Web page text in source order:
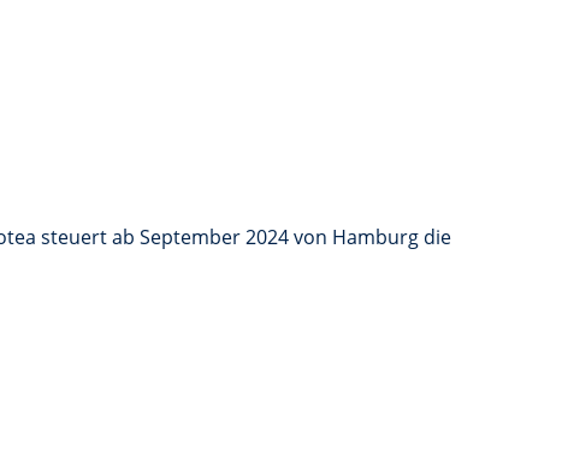
steuert ab September 2024 von Hamburg die